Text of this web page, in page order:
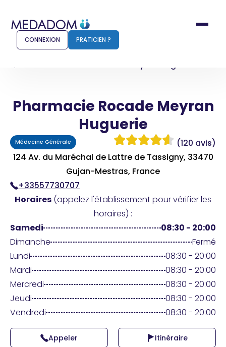
Comment ça marche ?
Pour les patients
Pharmacien
Connexion
Praticien ?
CONNEXION PRATICIEN ?
Pharmacie Rocade Meyran Huguerie
Pharmacie Rocade Meyran
Huguerie
Médecine Générale
(120 avis)
124 Av. du Maréchal de Lattre de Tassigny, 33470
Gujan-Mestras, France
+33557730707
Horaires (appelez l'établissement pour vérifier les
horaires) :
Samedi
08:30 - 20:00
Dimanche
Fermé
Lundi
08:30 - 20:00
Mardi
08:30 - 20:00
Mercredi
08:30 - 20:00
Jeudi
08:30 - 20:00
Vendredi
08:30 - 20:00
Appeler Itinéraire